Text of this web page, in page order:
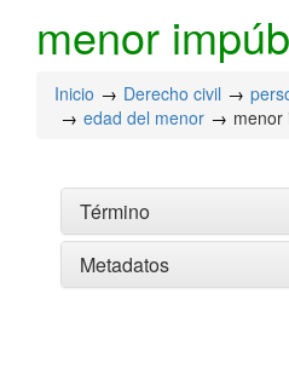
menor
Inicio Derecho civil
edad del menor
menor
Término
Metadatos